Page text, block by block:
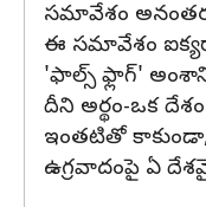
సమావేశం
ఈ సమావేశం
'ఫాల్స్ ఫ్లాగ్'
దీని అర్థం-ఒక
ఇంతటితో
ఉగ్రవాదంపై ఏ